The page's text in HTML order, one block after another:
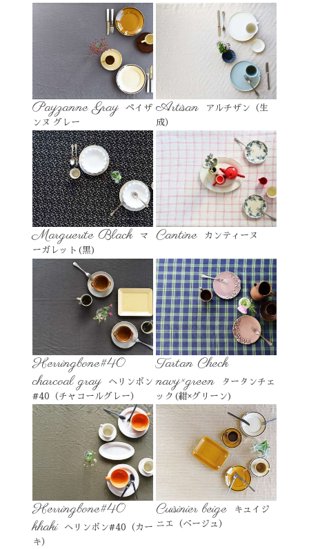
Payzanne Gray
ペイザ
ンヌ グレー
Artisan
アルチザン（生
成）
Marguerite Black
マ
ーガレット(黒)
Cantine カンティーヌ
Herringbone#40
charcoal gray
ヘリンボン
#40（チャコールグレー）
Tartan Check
navy×green
タータンチェ
ック(紺×グリーン)
Herringbone#40
khaki
ヘリンボン#40（カー
キ）
Cuisinier beige
キュイジ
ニエ（ベージュ）